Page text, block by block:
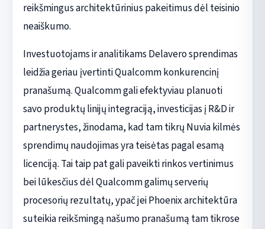
reikšmingus architektūrinius pakeitimus dėl teisinio
neaiškumo.
Investuotojams ir analitikams Delavero sprendimas
leidžia geriau įvertinti Qualcomm konkurencinį
pranašumą. Qualcomm gali efektyviau planuoti
savo produktų linijų integraciją, investicijas į R&D ir
partnerystes, žinodama, kad tam tikrų Nuvia kilmės
sprendimų naudojimas yra teisėtas pagal esamą
licenciją. Tai taip pat gali paveikti rinkos vertinimus
bei lūkesčius dėl Qualcomm galimų serverių
procesorių rezultatų, ypač jei Phoenix architektūra
suteikia reikšmingą našumo pranašumą tam tikrose